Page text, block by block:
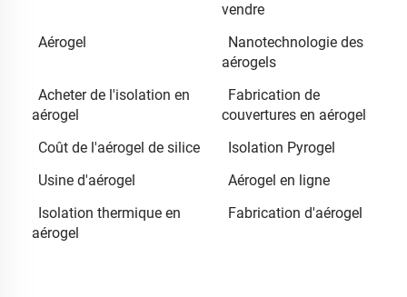
vendre
Aérogel
Nanotechnologie des
aérogels
Acheter de l'isolation en
aérogel
Fabrication de
couvertures en aérogel
Coût de l'aérogel de silice
Isolation Pyrogel
Usine d'aérogel
Aérogel en ligne
Isolation thermique en
aérogel
Fabrication d'aérogel